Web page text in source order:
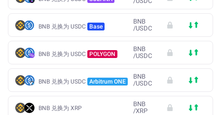
BNB 兑换为 USDC Base
BNB
/USDC
BNB 兑换为 USDC POLYGON
BNB
/USDC
BNB 兑换为 USDC Arbitrum ONE
BNB
/USDC
BNB 兑换为 XRP
BNB
/XRP